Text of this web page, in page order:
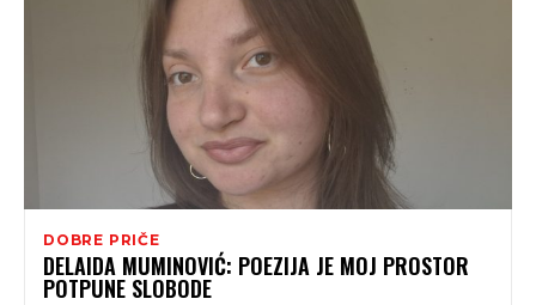
DOBRE PRIČE
DELAIDA MUMINOVIĆ: POEZIJA JE MOJ PROSTOR
POTPUNE SLOBODE